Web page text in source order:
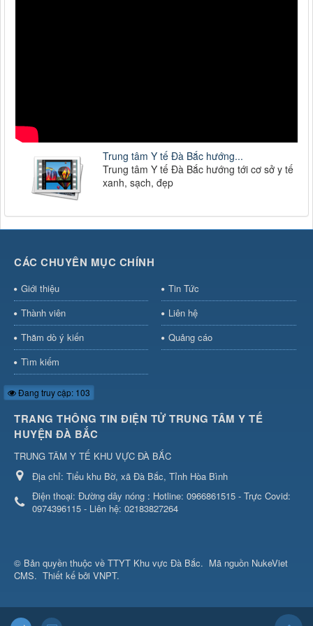
Trung tâm Y tế Đà Bắc hướng...
Trung tâm Y tế Đà Bắc hướng tới cơ sở y tế
xanh, sạch, đẹp
CÁC CHUYÊN MỤC CHÍNH
Giới thiệu
Tin Tức
Thành viên
Liên hệ
Thăm dò ý kiến
Quảng cáo
Tìm kiếm
Đang truy cập: 103
TRANG THÔNG TIN ĐIỆN TỬ TRUNG TÂM Y TẾ
HUYỆN ĐÀ BẮC
TRUNG TÂM Y TẾ KHU VỰC ĐÀ BẮC
Địa chỉ: Tiểu khu Bờ, xã Đà Bắc, Tỉnh Hòa Bình
Điện thoại: Đường dây nóng : Hotline: 0966861515 - Trực Covid:
0974396115 - Liên hệ: 02183827264
© Bản quyền thuộc về TTYT Khu vực Đà Bắc. Mã nguồn NukeViet
CMS. Thiết kế bởi VNPT.